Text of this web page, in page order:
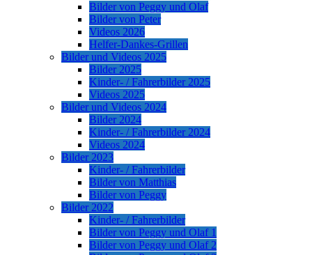
Bilder von Peggy und Olaf
Bilder von Peter
Videos 2026
Helfer-Dankes-Grillen
Bilder und Videos 2025
Bilder 2025
Kinder- / Fahrerbilder 2025
Videos 2025
Bilder und Videos 2024
Bilder 2024
Kinder- / Fahrerbilder 2024
Videos 2024
Bilder 2023
Kinder- / Fahrerbilder
Bilder von Matthias
Bilder von Peggy
Bilder 2022
Kinder- / Fahrerbilder
Bilder von Peggy und Olaf 1
Bilder von Peggy und Olaf 2